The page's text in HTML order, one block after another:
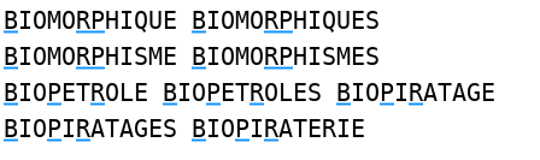
BIOMORPHIQUE BIOMORPHIQUES
BIOMORPHISME BIOMORPHISMES
BIOPETROLE BIOPETROLES BIOPIRATAGE
BIOPIRATAGES BIOPIRATERIE